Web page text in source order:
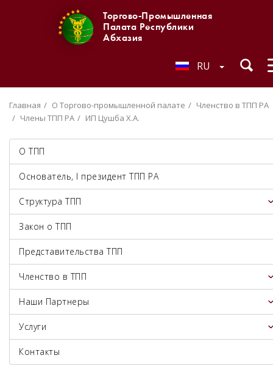
Торгово-Промышленная
Палата Республики
Абхазия
RU
Главная О Торгово-промышленной палате
Членство в ТПП РА
Члены ТПП РА
ИП Цушба Х.А.
О ТПП
Основатель, I президент ТПП РА
Структура ТПП
Закон о ТПП
Представительства ТПП
Членство в ТПП
Наши Партнеры
Услуги
Контакты